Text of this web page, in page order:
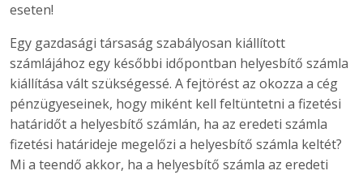
eseten!
Egy gazdasági társaság szabályosan kiállított
számlájához egy későbbi időpontban helyesbítő számla
kiállítása vált szükségessé. A fejtörést az okozza a cég
pénzügyeseinek, hogy miként kell feltüntetni a fizetési
határidőt a helyesbítő számlán, ha az eredeti számla
fizetési határideje megelőzi a helyesbítő számla keltét?
Mi a teendő akkor, ha a helyesbítő számla az eredeti